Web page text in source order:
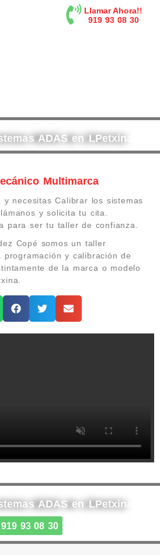
Llamar Ahora!!
919 93 08 30
ADAS en LPetxina
Multimarca
y necesitas Calibrar los sistemas
y solicita tu cita.
para ser tu taller de confianza.
Copé somos un taller
programación y calibración de
de la marca o modelo
ADAS en LPetxina
919 93 08 30